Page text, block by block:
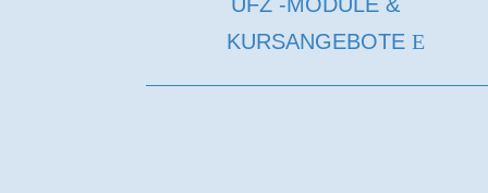
UFZ -MODULE &
KURSANGEBOTE